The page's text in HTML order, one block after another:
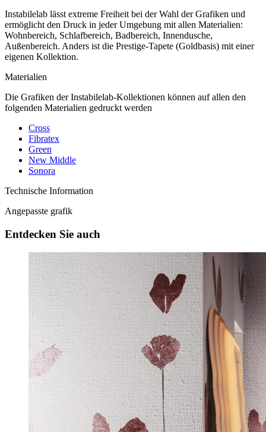
Instabilelab lässt extreme Freiheit bei der Wahl der Grafiken und
ermöglicht den Druck in jeder Umgebung mit allen Materialien:
Wohnbereich, Schlafbereich, Badbereich, Innendusche,
Außenbereich. Anders ist die Prestige-Tapete (Goldbasis) mit einer
eigenen Kollektion.
Materialien
Die Grafiken der Instabilelab-Kollektionen können auf allen den
folgenden Materialien gedruckt werden
Cross
Fibratex
Green
New Middle
Sonora
Technische Information
Angepasste grafik
Entdecken Sie auch